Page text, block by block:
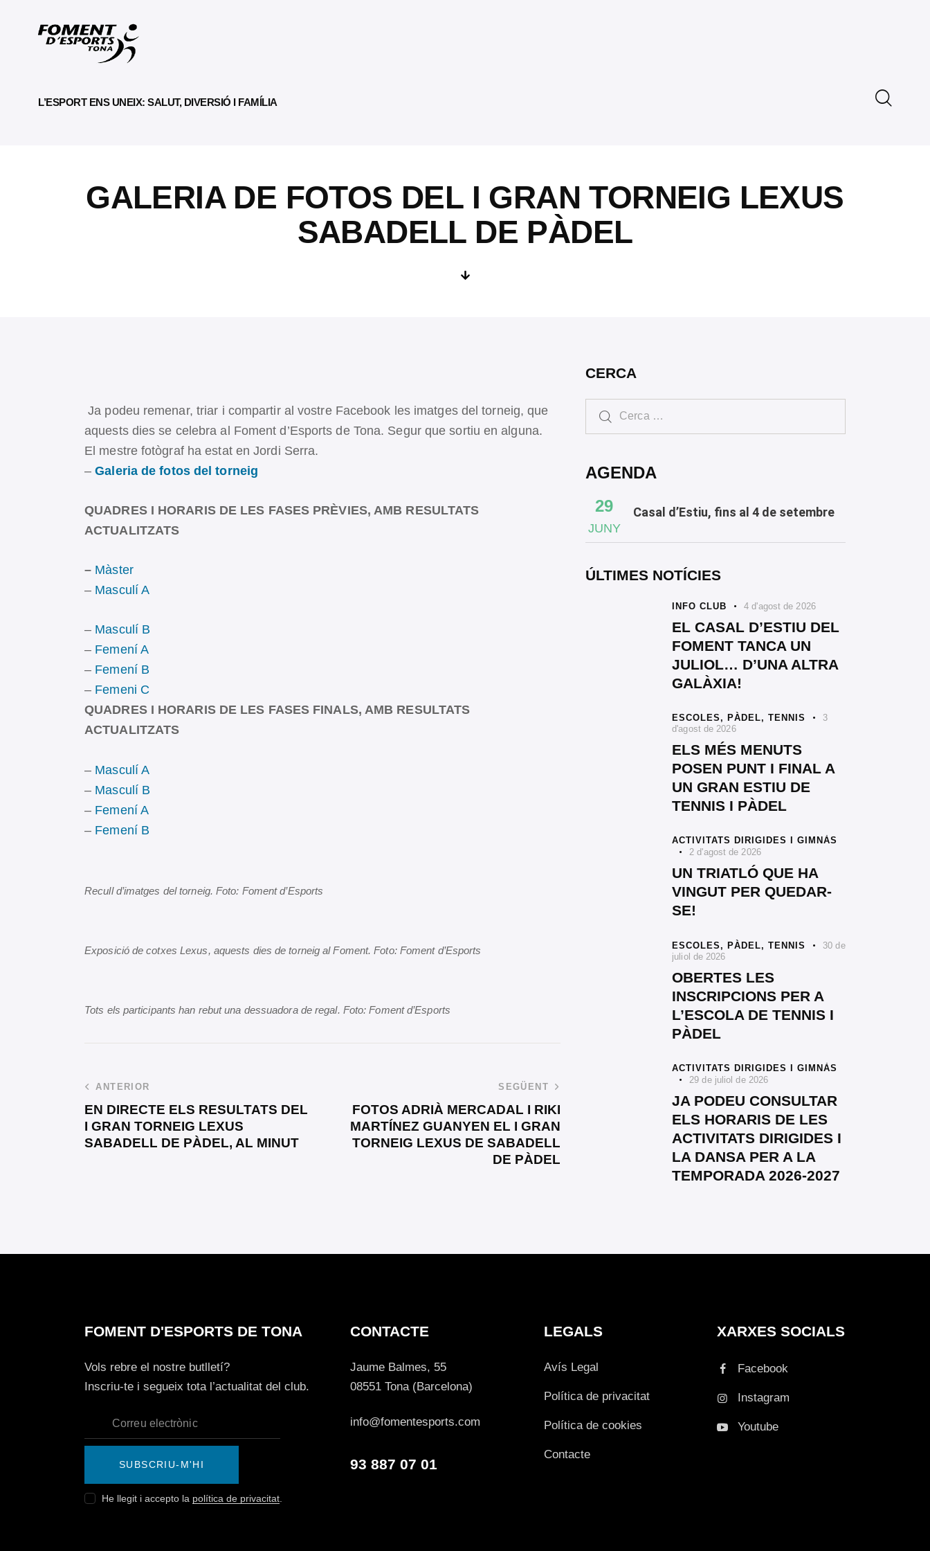
L’ESPORT ENS UNEIX: SALUT, DIVERSIÓ I FAMÍLIA
GALERIA DE FOTOS DEL I GRAN TORNEIG LEXUS
SABADELL DE PÀDEL
Ja podeu remenar, triar i compartir al vostre Facebook les imatges del torneig, que
aquests dies se celebra al Foment d’Esports de Tona. Segur que sortiu en alguna.
El mestre fotògraf ha estat en Jordi Serra.
–Galeria de fotos del torneig
QUADRES I HORARIS DE LES FASES PRÈVIES, AMB RESULTATS
ACTUALITZATS
– Màster
– Masculí A
– Masculí B
– Femení A
– Femení B
– Femeni C
QUADRES I HORARIS DE LES FASES FINALS, AMB RESULTATS
ACTUALITZATS
– Masculí A
– Masculí B
– Femení A
– Femení B
Recull d’imatges del torneig. Foto: Foment d’Esports
Exposició de cotxes Lexus, aquests dies de torneig al Foment. Foto: Foment d’Esports
Tots els participants han rebut una dessuadora de regal. Foto: Foment d’Esports
ANTERIOR
EN DIRECTE ELS RESULTATS DEL
I GRAN TORNEIG LEXUS
SABADELL DE PÀDEL, AL MINUT
SEGÜENT
FOTOS ADRIÀ MERCADAL I RIKI
MARTÍNEZ GUANYEN EL I GRAN
TORNEIG LEXUS DE SABADELL
DE PÀDEL
CERCA
AGENDA
29
JUNY
Casal d’Estiu, fins al 4 de setembre
ÚLTIMES NOTÍCIES
INFO CLUB 4 d'agost de 2026
EL CASAL D’ESTIU DEL
FOMENT TANCA UN
JULIOL… D’UNA ALTRA
GALÀXIA!
ESCOLES, PÀDEL,TENNIS
3
d'agost de 2026
ELS MÉS MENUTS
POSEN PUNT I FINAL A
UN GRAN ESTIU DE
TENNIS I PÀDEL
ACTIVITATS DIRIGIDES I GIMNÀS
2 d'agost de 2026
UN TRIATLÓ QUE HA
VINGUT PER QUEDAR-
SE!
ESCOLES, PÀDEL,TENNIS
30 de
juliol de 2026
OBERTES LES
INSCRIPCIONS PER A
L’ESCOLA DE TENNIS I
PÀDEL
ACTIVITATS DIRIGIDES I GIMNÀS
29 de juliol de 2026
JA PODEU CONSULTAR
ELS HORARIS DE LES
ACTIVITATS DIRIGIDES I
LA DANSA PER A LA
TEMPORADA 2026-2027
FOMENT D'ESPORTS DE TONA
Vols rebre el nostre butlletí?
Inscriu-te i segueix tota l’actualitat del club.
SUBSCRIU-M'HI
He llegit i accepto la política de privacitat.
CONTACTE
Jaume Balmes, 55
08551 Tona (Barcelona)
info@fomentesports.com
93 887 07 01
LEGALS
Avís Legal
Política de privacitat
Política de cookies
Contacte
XARXES SOCIALS
Facebook
Instagram
Youtube